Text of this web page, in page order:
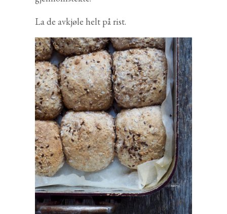
La de avkjøle helt på rist.